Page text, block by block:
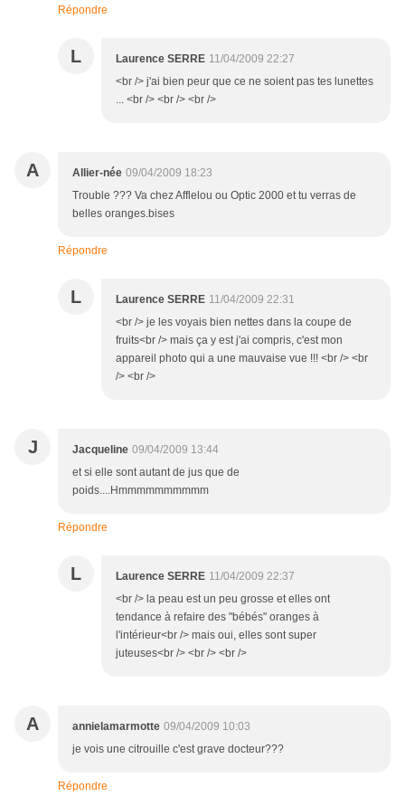
Répondre
L Laurence SERRE 11/04/2009 22:27
<br /> j'ai bien peur que ce ne soient pas tes lunettes
... <br /> <br /> <br />
A Allier-née 09/04/2009 18:23
Trouble ??? Va chez Afflelou ou Optic 2000 et tu verras de
belles oranges.bises
Répondre
L Laurence SERRE 11/04/2009 22:31
<br /> je les voyais bien nettes dans la coupe de
fruits<br /> mais ça y est j'ai compris, c'est mon
appareil photo qui a une mauvaise vue !!! <br /> <br
/> <br />
J Jacqueline 09/04/2009 13:44
et si elle sont autant de jus que de
poids....Hmmmmmmmmmm
Répondre
L Laurence SERRE 11/04/2009 22:37
<br /> la peau est un peu grosse et elles ont
tendance à refaire des "bébés" oranges à
l'intérieur<br /> mais oui, elles sont super
juteuses<br /> <br /> <br />
A annielamarmotte 09/04/2009 10:03
je vois une citrouille c'est grave docteur???
Répondre